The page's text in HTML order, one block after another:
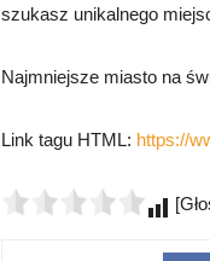
szukasz unikalnego
Najmniejsze miasto na
Link tagu HTML: https://